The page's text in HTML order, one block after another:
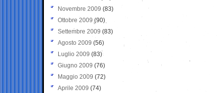
Novembre 2009 (83)
Ottobre 2009 (90)
Settembre 2009 (83)
Agosto 2009 (56)
Luglio 2009 (83)
Giugno 2009 (76)
Maggio 2009 (72)
Aprile 2009 (74)